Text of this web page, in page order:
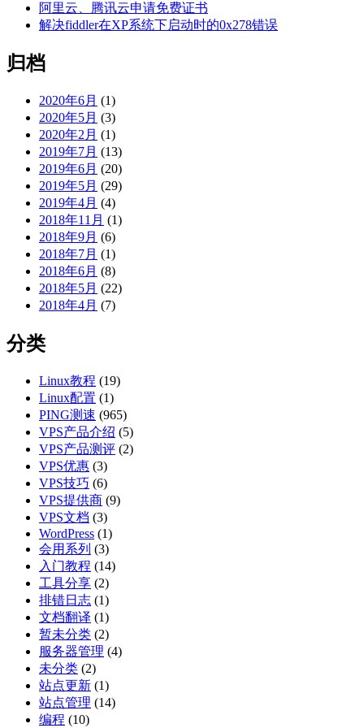
阿里云、腾讯云申请免费证书
解决fiddler在XP系统下启动时的0x278错误
归档
2020年6月 (1)
2020年5月 (3)
2020年2月 (1)
2019年7月 (13)
2019年6月 (20)
2019年5月 (29)
2019年4月 (4)
2018年11月 (1)
2018年9月 (6)
2018年7月 (1)
2018年6月 (8)
2018年5月 (22)
2018年4月 (7)
分类
Linux教程 (19)
Linux配置 (1)
PING测速 (965)
VPS产品介绍 (5)
VPS产品测评 (2)
VPS优惠 (3)
VPS技巧 (6)
VPS提供商 (9)
VPS文档 (3)
WordPress (1)
会用系列 (3)
入门教程 (14)
工具分享 (2)
排错日志 (1)
文档翻译 (1)
暂未分类 (2)
服务器管理 (4)
未分类 (2)
站点更新 (1)
站点管理 (14)
编程 (10)